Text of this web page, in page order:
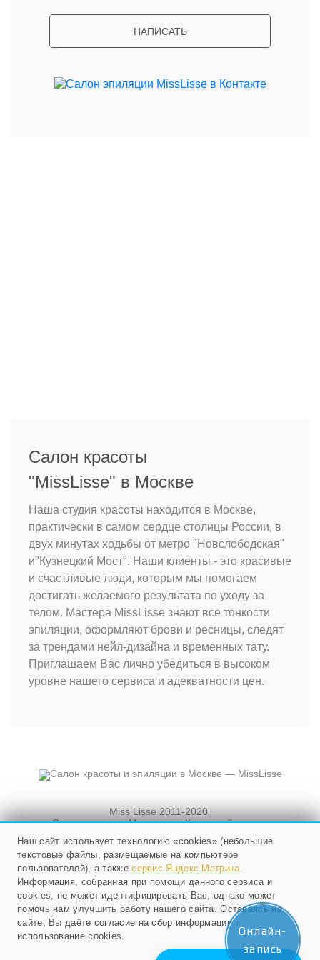
Я согласен с условиями
№6. Может ли после
лазерной эпиляции
развиться рак кожи?
Излучение лазера безвредно, что имеет официальное
подтверждение Ростеста. Кроме того, лазерное
воздействие основано на инфракрасном луче, а рак
кожи вызывается ультрафиолетом. Поэтому
«заполучить» недуг можно вследствие длительного
пребывания на солнце либо в солярии, но не при
эпиляции лазером. Тем более и сама процедура
проходит с большими перерывами.
пигментацию кожи,
витилиго и другие
аналогичные проблемы?
Ограничения есть. Поэтому настоятельно
НАПИСАТЬ
Салон красоты
"MissLisse" в Москве
Наша студия красоты находится в Москве,
практически в самом сердце столицы России, в
двух минутах ходьбы от метро "Новслободская"
и"Кузнецкий Мост". Наши клиенты - это красивые
и счастливые люди, которым мы помогаем
достигать желаемого результата по уходу за
телом. Мастера MissLisse знают все тонкости
эпиляции, оформляют брови и ресницы, следят
за трендами нейл-дизайна и временных тату.
Приглашаем Вас лично убедиться в высоком
уровне нашего сервиса и адекватности цен.
Miss Lisse 2011-2020.
Салон красоты. Москва, ул. Кузнецкий мост, и
Новослободская, д. 3, стр. 3
Мы работаем ежедневно
с 10 до 21, в воскресенье - с 10 до 20.
+79268524985;
E-mail:info@misslisse.ru
Наш сайт использует технологию «cookies» (небольшие
текстовые файлы, размещаемые на компьютере
пользователей), а такжесервис Яндекс.Метрика.
Информация, собранная при помощи данного сервиса и
cookies, не может идентифицировать Вас, однако может
помочь нам улучшить работу нашего сайта. Оставаясь на
сайте, Вы даёте согласие на сбор информации и
использование cookies.
Онлайн-
запись